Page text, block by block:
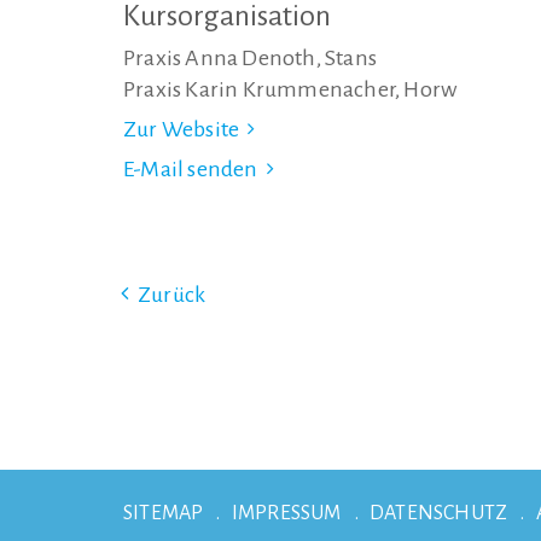
Kursorganisation
Praxis Anna Denoth, Stans
Praxis Karin Krummenacher, Horw
Zur Website
E-Mail senden
Zurück
SITEMAP IMPRESSUM DATENSCHUTZ